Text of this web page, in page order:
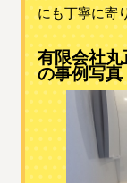
にも丁寧に寄
有限会社
の事例写真